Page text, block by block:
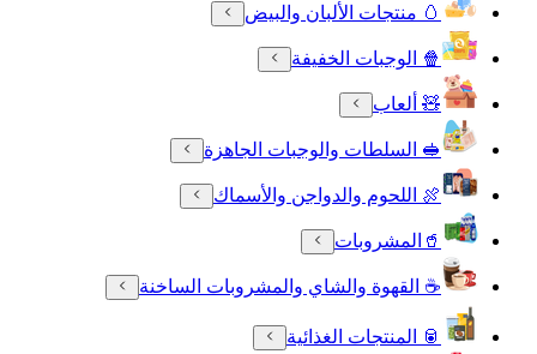
🥚 منتجات الألبان والبيض
🍿 الوجبات الخفيفة
🧸 ألعاب
🥪 السلطات والوجبات الجاهزة
🍖 اللحوم والدواجن والأسماك
🥤المشروبات
☕ القهوة والشاي والمشروبات الساخنة
🥫 المنتجات الغذائية